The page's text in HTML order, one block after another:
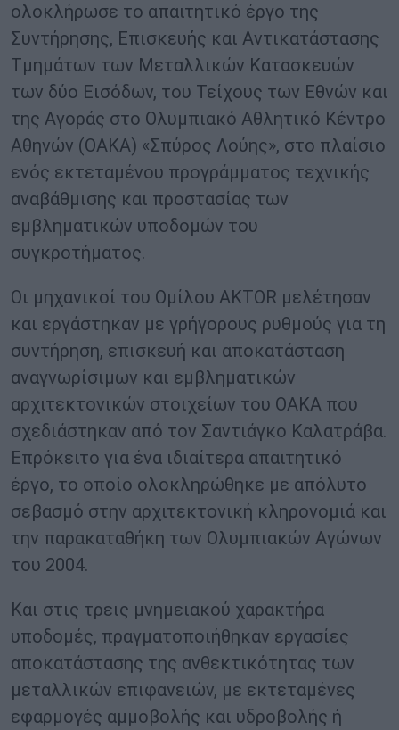
ολοκλήρωσε το απαιτητικό έργο της
Συντήρησης, Επισκευής και Αντικατάστασης
Τμημάτων των Μεταλλικών Κατασκευών
των δύο Εισόδων, του Τείχους των Εθνών και
της Αγοράς στο Ολυμπιακό Αθλητικό Κέντρο
Αθηνών (ΟΑΚΑ) «Σπύρος Λούης», στο πλαίσιο
ενός εκτεταμένου προγράμματος τεχνικής
αναβάθμισης και προστασίας των
εμβληματικών υποδομών του
συγκροτήματος.
Οι μηχανικοί του Ομίλου AKTOR μελέτησαν
και εργάστηκαν με γρήγορους ρυθμούς για τη
συντήρηση, επισκευή και αποκατάσταση
αναγνωρίσιμων και εμβληματικών
αρχιτεκτονικών στοιχείων του ΟΑΚΑ που
σχεδιάστηκαν από τον Σαντιάγκο Καλατράβα.
Επρόκειτο για ένα ιδιαίτερα απαιτητικό
έργο, το οποίο ολοκληρώθηκε με απόλυτο
σεβασμό στην αρχιτεκτονική κληρονομιά και
την παρακαταθήκη των Ολυμπιακών Αγώνων
του 2004.
Και στις τρεις μνημειακού χαρακτήρα
υποδομές, πραγματοποιήθηκαν εργασίες
αποκατάστασης της ανθεκτικότητας των
μεταλλικών επιφανειών, με εκτεταμένες
εφαρμογές αμμοβολής και υδροβολής ή